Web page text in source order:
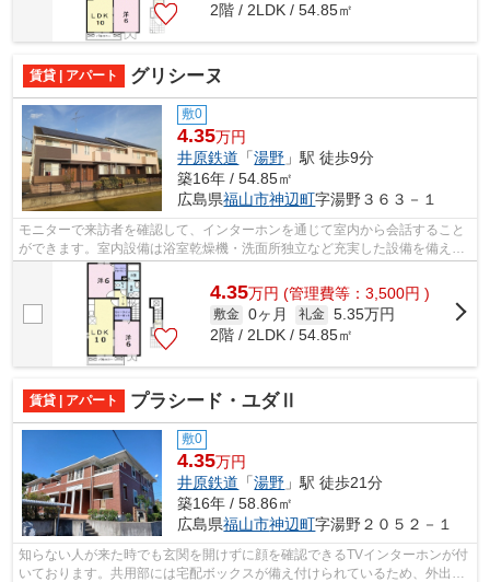
2階 / 2LDK / 54.85㎡
賃貸 | アパート グリシーヌ
敷0
4.35万円
井原鉄道 「湯野 」駅 徒歩9分
築16年 / 54.85㎡
広島県福山市神辺町字湯野３６３－１
モニターで来訪者を確認して、インターホンを通じて室内から会話すること
ができます。室内設備は浴室乾燥機・洗面所独立など充実した設備を備え付
けています。車をお持ちの方にはうれ...
4.35万円 (管理費等：3,500円 )
敷金 0ヶ月 礼金 5.35万円
2階 / 2LDK / 54.85㎡
賃貸 | アパート プラシード・ユダⅡ
敷0
4.35万円
井原鉄道 「湯野 」駅 徒歩21分
築16年 / 58.86㎡
広島県福山市神辺町字湯野２０５２－１
知らない人が来た時でも玄関を開けずに顔を確認できるTVインターホンが付
いております。共用部には宅配ボックスが備え付けられているため、外出が